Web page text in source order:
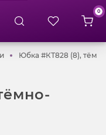
0
МоделиЮбка #КТ828 (8),